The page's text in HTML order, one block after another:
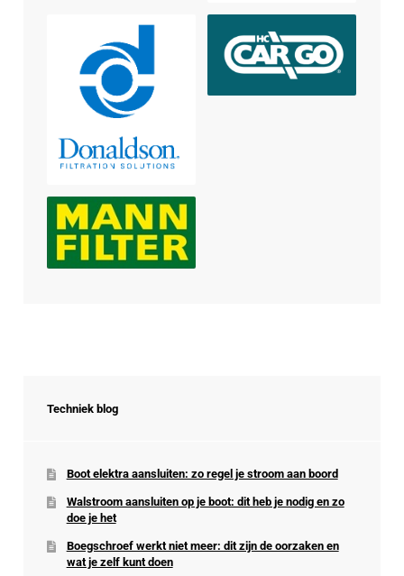
Techniek blog
Boot elektra aansluiten: zo regel je stroom aan boord
Walstroom aansluiten op je boot: dit heb je nodig en zo
doe je het
Boegschroef werkt niet meer: dit zijn de oorzaken en
wat je zelf kunt doen